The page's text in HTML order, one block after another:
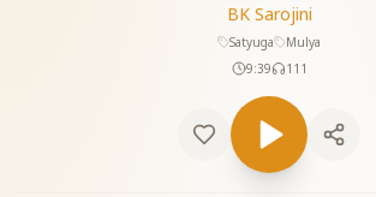
BK Sarojini
Satyuga
Mulya
9:39
111